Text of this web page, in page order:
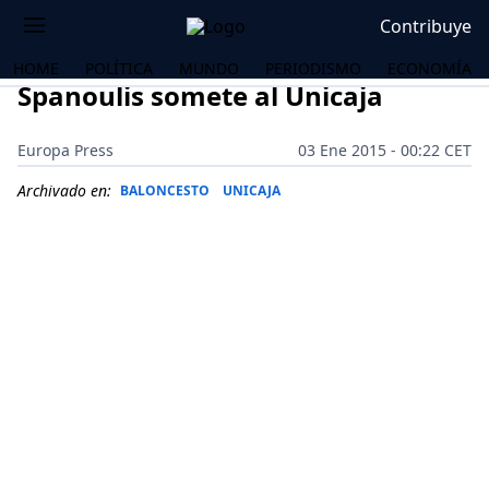
Contribuye
HOME POLÍTICA MUNDO PERIODISMO ECONOMÍA
Spanoulis somete al Unicaja
Europa Press
03 Ene 2015 - 00:22 CET
Archivado en: BALONCESTO UNICAJA